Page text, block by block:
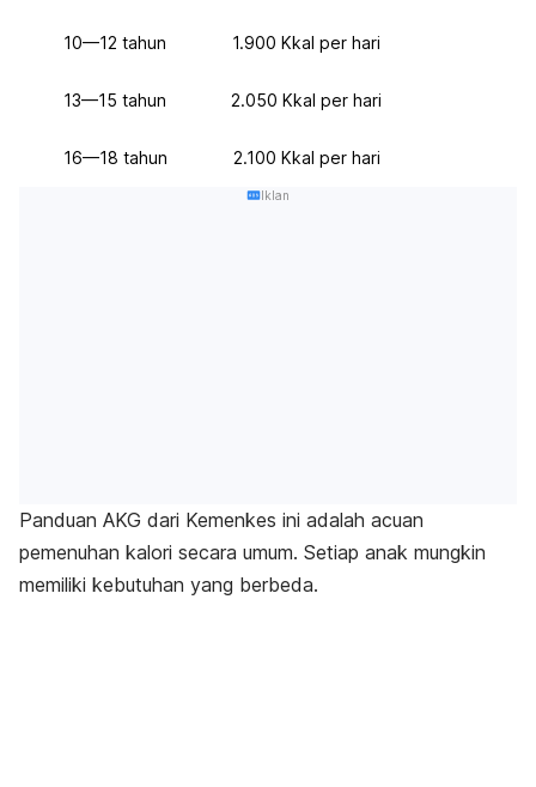
10—12 tahun 1.900 Kkal per hari
13—15 tahun 2.050 Kkal per hari
16—18 tahun 2.100 Kkal per hari
Iklan
Panduan AKG dari Kemenkes ini adalah acuan
pemenuhan kalori secara umum. Setiap anak mungkin
memiliki kebutuhan yang berbeda.